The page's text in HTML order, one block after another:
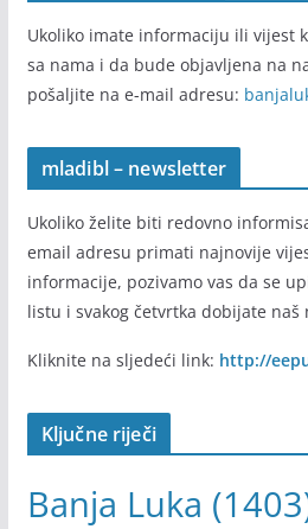
Ukoliko imate informaciju ili vijest
sa nama i da bude objavljena na
pošaljite na e-mail adresu:
mladibl – newsletter
Ukoliko želite biti redovno
email adresu primati najnovije
informacije, pozivamo vas da se
listu i svakog četvrtka dobijate naš
Kliknite na sljedeći link: http://
Ključne riječi
Banja Luka